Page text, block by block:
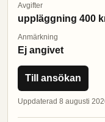
Avgifter
uppläggning 400
Anmärkning
Ej angivet
Till ansökan
Uppdaterad 8 augusti